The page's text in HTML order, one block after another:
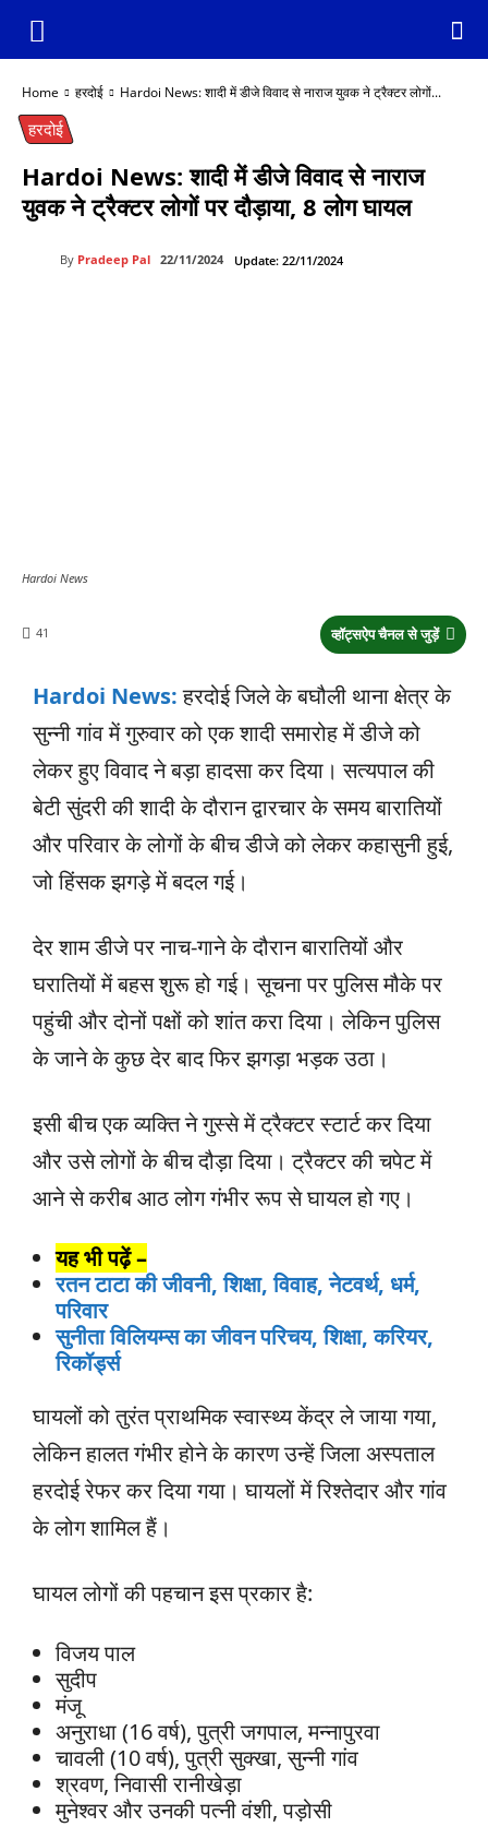
Home हरदोई Hardoi News: शादी में डीजे विवाद से नाराज युवक ने ट्रैक्टर लोगों...
हरदोई
Hardoi News: शादी में डीजे विवाद से नाराज
युवक ने ट्रैक्टर लोगों पर दौड़ाया, 8 लोग घायल
By Pradeep Pal 22/11/2024 Update: 22/11/2024
Hardoi News
व्हॉट्सऐप चैनल से जुड़ें
41
Hardoi News:हरदोई जिले के बघौली थाना क्षेत्र के
सुन्नी गांव में गुरुवार को एक शादी समारोह में डीजे को
लेकर हुए विवाद ने बड़ा हादसा कर दिया। सत्यपाल की
बेटी सुंदरी की शादी के दौरान द्वारचार के समय बारातियों
और परिवार के लोगों के बीच डीजे को लेकर कहासुनी हुई,
जो हिंसक झगड़े में बदल गई।
देर शाम डीजे पर नाच-गाने के दौरान बारातियों और
घरातियों में बहस शुरू हो गई। सूचना पर पुलिस मौके पर
पहुंची और दोनों पक्षों को शांत करा दिया। लेकिन पुलिस
के जाने के कुछ देर बाद फिर झगड़ा भड़क उठा।
इसी बीच एक व्यक्ति ने गुस्से में ट्रैक्टर स्टार्ट कर दिया
और उसे लोगों के बीच दौड़ा दिया। ट्रैक्टर की चपेट में
आने से करीब आठ लोग गंभीर रूप से घायल हो गए।
यह भी पढ़ें –
रतन टाटा की जीवनी, शिक्षा, विवाह, नेटवर्थ, धर्म,
परिवार
सुनीता विलियम्स का जीवन परिचय, शिक्षा, करियर,
रिकॉर्ड्स
घायलों को तुरंत प्राथमिक स्वास्थ्य केंद्र ले जाया गया,
लेकिन हालत गंभीर होने के कारण उन्हें जिला अस्पताल
हरदोई रेफर कर दिया गया। घायलों में रिश्तेदार और गांव
के लोग शामिल हैं।
घायल लोगों की पहचान इस प्रकार है:
विजय पाल
सुदीप
मंजू
अनुराधा (16 वर्ष), पुत्री जगपाल, मन्नापुरवा
चावली (10 वर्ष), पुत्री सुक्खा, सुन्नी गांव
श्रवण, निवासी रानीखेड़ा
मुनेश्वर और उनकी पत्नी वंशी, पड़ोसी